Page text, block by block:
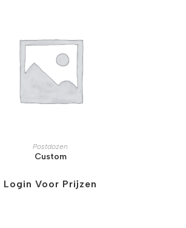
Postdozen
Custom
Login Voor Prijzen